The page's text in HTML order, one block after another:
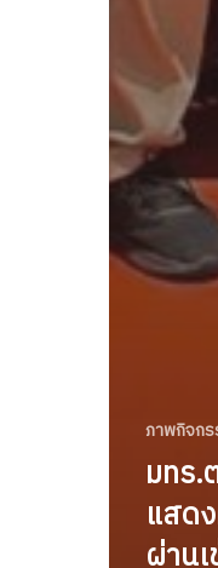
ภาพกิจก
มทร.
แสด
ผ่าน